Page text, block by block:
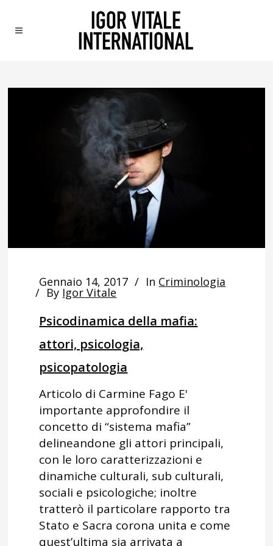
Gennaio 14, 2017 In Criminologia
By Igor Vitale
Psicodinamica della mafia:
attori, psicologia,
psicopatologia
Articolo di Carmine Fago E'
importante approfondire il
concetto di “sistema mafia”
delineandone gli attori principali,
con le loro caratterizzazioni e
dinamiche culturali, sub culturali,
sociali e psicologiche; inoltre
tratterò il particolare rapporto tra
Stato e Sacra corona unita e come
quest’ultima sia arrivata a